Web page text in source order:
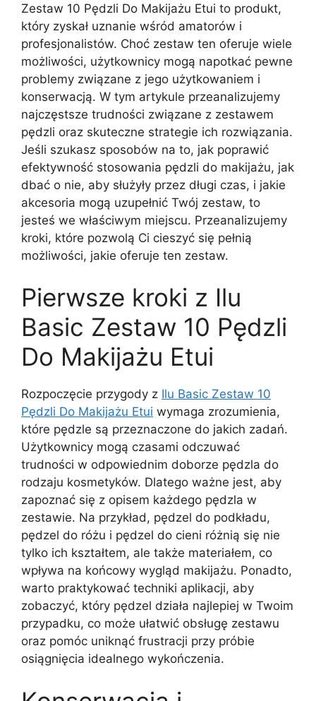
Zestaw 10 Pędzli Do Makijażu Etui to produkt,
który zyskał uznanie wśród amatorów i
profesjonalistów. Choć zestaw ten oferuje wiele
możliwości, użytkownicy mogą napotkać pewne
problemy związane z jego użytkowaniem i
konserwacją. W tym artykule przeanalizujemy
najczęstsze trudności związane z zestawem
pędzli oraz skuteczne strategie ich rozwiązania.
Jeśli szukasz sposobów na to, jak poprawić
efektywność stosowania pędzli do makijażu, jak
dbać o nie, aby służyły przez długi czas, i jakie
akcesoria mogą uzupełnić Twój zestaw, to
jesteś we właściwym miejscu. Przeanalizujemy
kroki, które pozwolą Ci cieszyć się pełnią
możliwości, jakie oferuje ten zestaw.
Pierwsze kroki z Ilu
Basic Zestaw 10 Pędzli
Do Makijażu Etui
Rozpoczęcie przygody z Ilu Basic Zestaw 10
Pędzli Do Makijażu Etui wymaga zrozumienia,
które pędzle są przeznaczone do jakich zadań.
Użytkownicy mogą czasami odczuwać
trudności w odpowiednim doborze pędzla do
rodzaju kosmetyków. Dlatego ważne jest, aby
zapoznać się z opisem każdego pędzla w
zestawie. Na przykład, pędzel do podkładu,
pędzel do różu i pędzel do cieni różnią się nie
tylko ich kształtem, ale także materiałem, co
wpływa na końcowy wygląd makijażu. Ponadto,
warto praktykować techniki aplikacji, aby
zobaczyć, który pędzel działa najlepiej w Twoim
przypadku, co może ułatwić obsługę zestawu
oraz pomóc uniknąć frustracji przy próbie
osiągnięcia idealnego wykończenia.